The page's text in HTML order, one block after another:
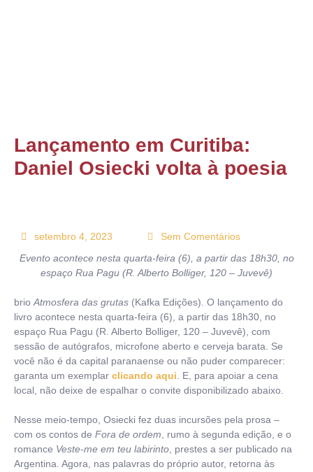
Lançamento em Curitiba:
Daniel Osiecki volta à poesia
setembro 4, 2023
Sem Comentários
Evento acontece nesta quarta-feira (6), a partir das 18h30, no
espaço Rua Pagu (R. Alberto Bolliger, 120 – Juvevê)
brio Atmosfera das grutas (Kafka Edições). O lançamento do
livro acontece nesta quarta-feira (6), a partir das 18h30, no
espaço Rua Pagu (R. Alberto Bolliger, 120 – Juvevê), com
sessão de autógrafos, microfone aberto e cerveja barata. Se
você não é da capital paranaense ou não puder comparecer:
garanta um exemplar clicando aqui . E, para apoiar a cena
local, não deixe de espalhar o convite disponibilizado abaixo.
Nesse meio-tempo, Osiecki fez duas incursões pela prosa –
com os contos de Fora de ordem , rumo à segunda edição, e o
romance Veste-me em teu labirinto , prestes a ser publicado na
Argentina. Agora, nas palavras do próprio autor, retorna às